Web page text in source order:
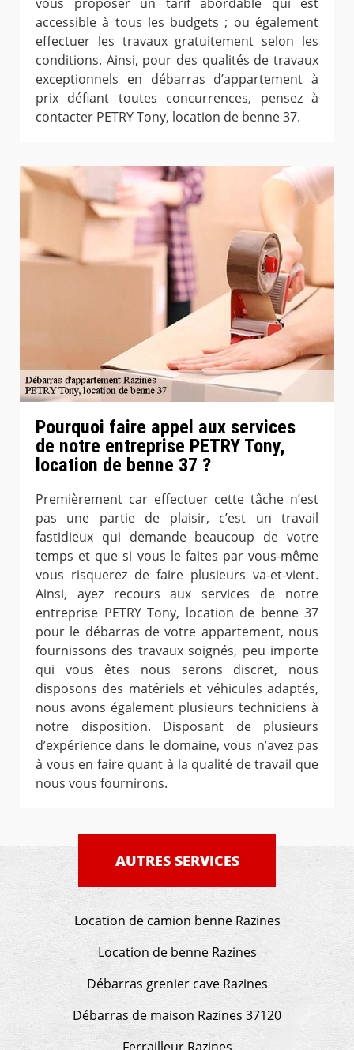
accessible à tous les budgets ; ou également
effectuer les travaux gratuitement selon les
conditions. Ainsi, pour des qualités de travaux
exceptionnels en débarras d’appartement à
prix défiant toutes concurrences, pensez à
contacter PETRY Tony, location de benne 37.
Pourquoi faire appel aux services
de notre entreprise PETRY Tony,
location de benne 37 ?
Premièrement car effectuer cette tâche n’est
pas une partie de plaisir, c’est un travail
fastidieux qui demande beaucoup de votre
temps et que si vous le faites par vous-même
vous risquerez de faire plusieurs va-et-vient.
Ainsi, ayez recours aux services de notre
entreprise PETRY Tony, location de benne 37
pour le débarras de votre appartement, nous
fournissons des travaux soignés, peu importe
qui vous êtes nous serons discret, nous
disposons des matériels et véhicules adaptés,
nous avons également plusieurs techniciens à
notre disposition. Disposant de plusieurs
d’expérience dans le domaine, vous n’avez pas
à vous en faire quant à la qualité de travail que
nous vous fournirons.
AUTRES SERVICES
Location de camion benne Razines
Location de benne Razines
Débarras grenier cave Razines
Débarras de maison Razines 37120